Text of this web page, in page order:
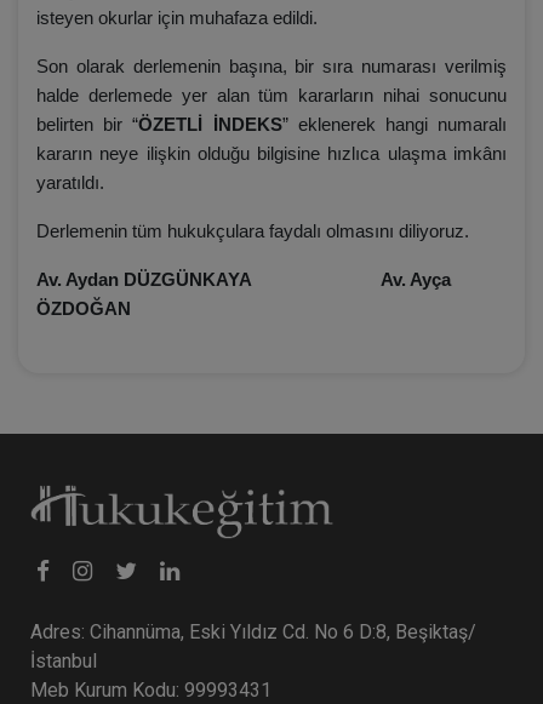
isteyen okurlar için muhafaza edildi.
Son olarak derlemenin başına, bir sıra numarası verilmiş
halde derlemede yer alan tüm kararların nihai sonucunu
belirten bir “ÖZETLİ İNDEKS” eklenerek hangi numaralı
kararın neye ilişkin olduğu bilgisine hızlıca ulaşma imkânı
yaratıldı.
Derlemenin tüm hukukçulara faydalı olmasını diliyoruz.
Av. Aydan DÜZGÜNKAYA Av. Ayça
ÖZDOĞAN
Adres: Cihannüma, Eski Yıldız Cd. No 6 D:8, Beşiktaş/
İstanbul
Meb Kurum Kodu: 99993431